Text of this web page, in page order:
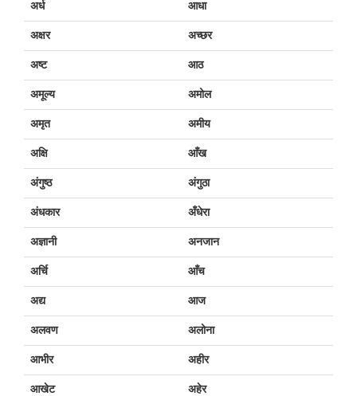
अर्ध आधा
अक्षर अच्छर
अष्ट आठ
अमूल्य अमोल
अमृत अमीय
अक्षि आँख
अंगुष्ठ अंगुठा
अंधकार अँधेरा
अज्ञानी अनजान
अर्चि आँच
अद्य आज
अलवण अलोना
आभीर अहीर
आखेट अहेर